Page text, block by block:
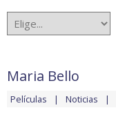
Maria Bello
Películas Noticias